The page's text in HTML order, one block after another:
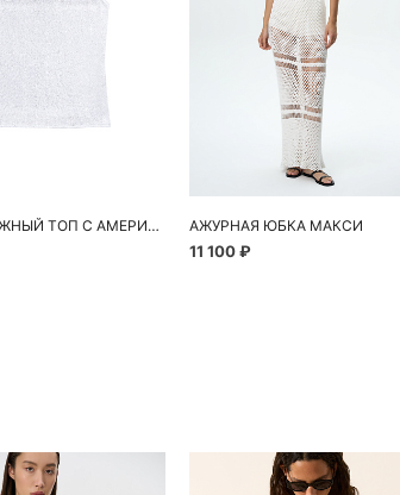
ТРИКОТАЖНЫЙ ТОП С АМЕРИКАНСКОЙ ПРОЙМОЙ АЖУРНАЯ ЮБКА МАКСИ
11 100 ₽